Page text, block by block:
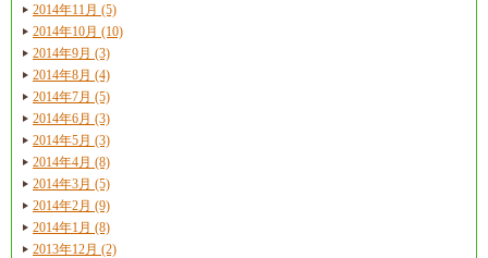
2014年11月 (5)
2014年10月 (10)
2014年9月 (3)
2014年8月 (4)
2014年7月 (5)
2014年6月 (3)
2014年5月 (3)
2014年4月 (8)
2014年3月 (5)
2014年2月 (9)
2014年1月 (8)
2013年12月 (2)